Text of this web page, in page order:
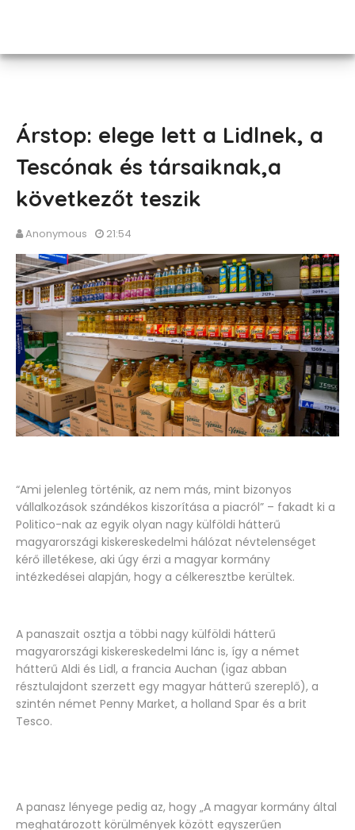
Árstop: elege lett a Lidlnek, a
Tescónak és társaiknak,a
következőt teszik
Anonymous 21:54
“Ami jelenleg történik, az nem más, mint bizonyos
vállalkozások szándékos kiszorítása a piacról” – fakadt ki a
Politico-nak az egyik olyan nagy külföldi hátterű
magyarországi kiskereskedelmi hálózat névtelenséget
kérő illetékese, aki úgy érzi a magyar kormány
intézkedései alapján, hogy a célkeresztbe kerültek.
A panaszait osztja a többi nagy külföldi hátterű
magyarországi kiskereskedelmi lánc is, így a német
hátterű Aldi és Lidl, a francia Auchan (igaz abban
résztulajdont szerzett egy magyar hátterű szereplő), a
szintén német Penny Market, a holland Spar és a brit
Tesco.
A panasz lényege pedig az, hogy „A magyar kormány által
meghatározott körülmények között egyszerűen